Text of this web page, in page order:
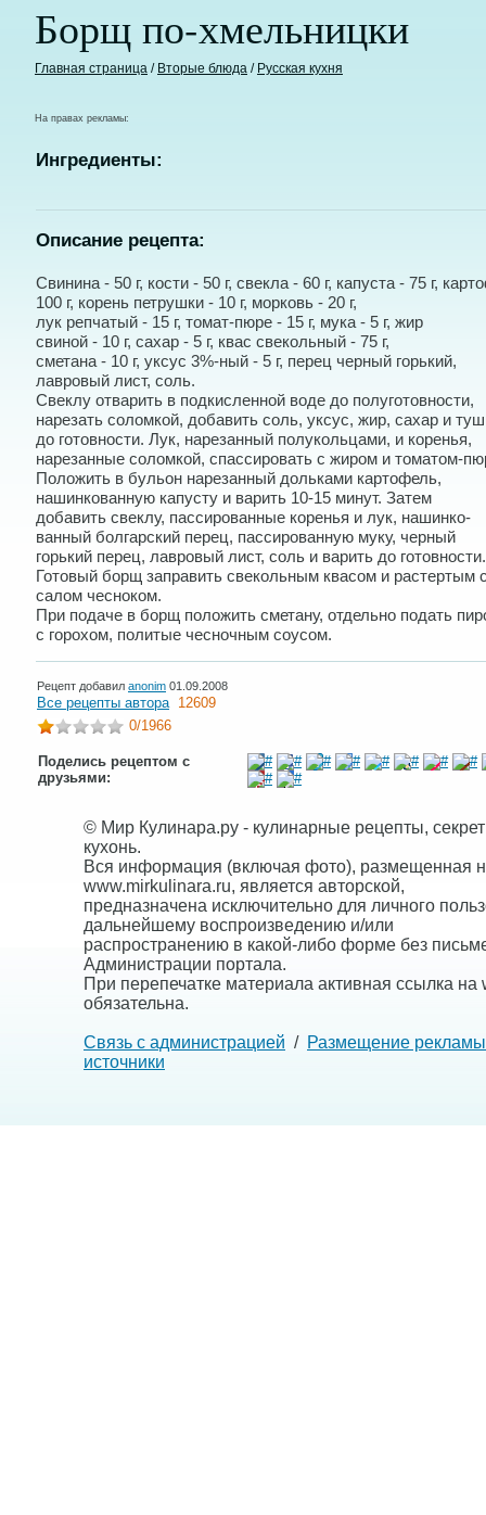
Борщ по-хмельницки
Главная страница / Вторые блюда / Русская кухня
На правах рекламы:
Ингредиенты:
Описание рецепта:
Свинина - 50 г, кости - 50 г, свекла - 60 г, капуста - 75 г,
100 г, корень петрушки - 10 г, морковь - 20 г,
лук репчатый - 15 г, томат-пюре - 15 г, мука - 5 г, жир
свиной - 10 г, сахар - 5 г, квас свекольный - 75 г,
сметана - 10 г, уксус 3%-ный - 5 г, перец черный горький,
лавровый лист, соль.
Свеклу отварить в подкисленной воде до полуготовности,
нарезать соломкой, добавить соль, уксус, жир, сахар и
до готовности. Лук, нарезанный полукольцами, и коренья,
нарезанные соломкой, спассировать с жиром и томатом-
Положить в бульон нарезанный дольками картофель,
нашинкованную капусту и варить 10-15 минут. Затем
добавить свеклу, пассированные коренья и лук, нашинко-
ванный болгарский перец, пассированную муку, черный
горький перец, лавровый лист, соль и варить до готовности.
Готовый борщ заправить свекольным квасом и растертым
салом чесноком.
При подаче в борщ положить сметану, отдельно подать
с горохом, политые чесночным соусом.
Рецепт добавил anonim 01.09.2008
Все рецепты автора 12609
0/1966
Поделись рецептом с
друзьями:
© Мир Кулинара.ру - кулинарные рецепты,
кухонь.
Вся информация (включая фото), размещенная
www.mirkulinara.ru, является авторской,
предназначена исключительно для личного
дальнейшему воспроизведению и/или
распространению в какой-либо форме без
Администрации портала.
При перепечатке материала активная ссылка на
обязательна.
Связь с администрацией / Размещение рекламы
источники